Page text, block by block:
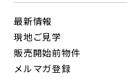
JR
最新情報
現地ご見学
販売開始前物件
メルマガ登録